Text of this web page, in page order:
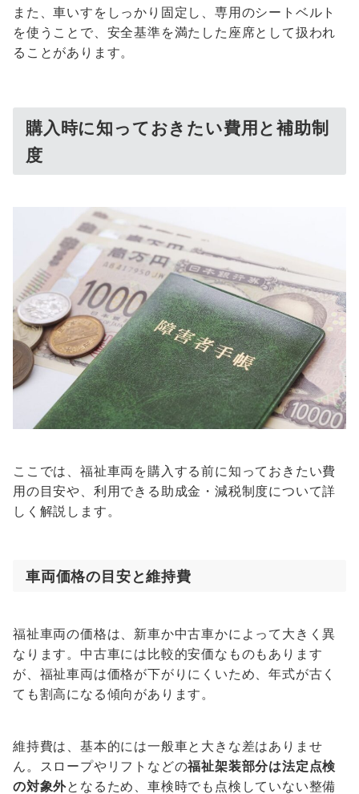
また、車いすをしっかり固定し、専用のシートベルト
を使うことで、安全基準を満たした座席として扱われ
ることがあります。
購入時に知っておきたい費用と補助制
度
ここでは、福祉車両を購入する前に知っておきたい費
用の目安や、利用できる助成金・減税制度について詳
しく解説します。
車両価格の目安と維持費
福祉車両の価格は、新車か中古車かによって大きく異
なります。中古車には比較的安価なものもあります
が、福祉車両は価格が下がりにくいため、年式が古く
ても割高になる傾向があります。
維持費は、基本的には一般車と大きな差はありませ
ん。スロープやリフトなどの福祉架装部分は法定点検
の対象外となるため、車検時でも点検していない整備